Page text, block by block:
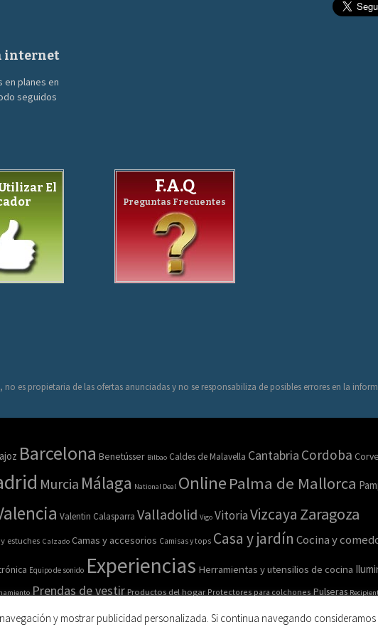
internet
planes en
seguidos
El
F.A.Q
Preguntas Frecuentes
es propietaria de las ofertas anunciadas y no se responsabiliza de posibles errores en la
Barcelona Benetússer Bilbao Caldes de Malavella Cantabria Cordoba
Murcia Málaga National Deal Online Palma de Mallorca
Valentin Calasparra Valladolid Vigo VitoriaVizcaya Zaragoza
estuches Calzado Camas y accesorios Camisas y tops Casa y jardín Cocina y
Equipo de sonido Experiencias Herramientas y utensilios de cocina
Prendas de vestir Productos del hogar Protectores para colchones Pulseras
accesorios Salud y belleza Sofás Sombreros
y mostrar publicidad personalizada. Si continua navegando consideramos